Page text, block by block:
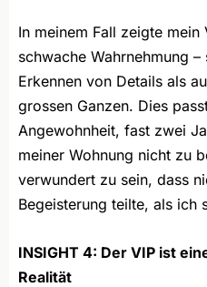
In meinem Fall zeigte
schwache Wahrnehmung
Erkennen von Details als
grossen Ganzen. Dies
Angewohnheit, fast zwei
meiner Wohnung nicht zu
verwundert zu sein, dass
Begeisterung teilte, als ich
INSIGHT 4: Der VIP ist
Realität